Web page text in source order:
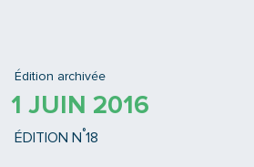
Édition archivée
1 JUIN 2016
ÉDITION N °18